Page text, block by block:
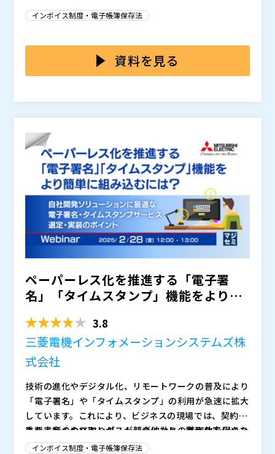
せられる柔軟性も重要です。 さらに、デザイン的に洗
り効率的で使いやすいフォーム処理ソリューションが必
要とされています。
で、デザイン性に課題があり、特に対顧客向けフォーム
作が複雑で使いにくいという声も多く聞かれます。 こ
れらの製品では、使いやすさとデザイン性を両立させる
新しい選択肢が求められています。
る「ONLYOFFICE DocSpace フォーム記入ルーム」を
活用事例やデモとともにご紹介します。 ・PDF形式のフ
ザインのフォームを作成 ・得られた回答は、スプレッ
ドシートで自動的に収集され、素早い情報分析が可能
・無料プランから始められる手軽さ ・有料プランで
は、シングルサインオン、自動バックアップなどの管理
機能、48時間以内メールサポートも充実 業務効率化の
ヒントをお探しの方、この機会にふるってご参加下さ
い。
株式会社オープンソース活用研究所（）
マジセミ株式会社（）
※共催、協賛、協力、講演企業は将来的に追加、削除さ
れる可能性があります。
インボイス制度・電子帳簿保存法
資料を見る
ペーパーレス化を推進する「電子署
名」「タイムスタンプ」機能をより簡
3.8
三菱電機インフォメーションシステムズ株
式会社
技術の進化やデジタル化、リモートワークの普及により
「電子署名」や「タイムスタンプ」の利用が急速に拡大
しています。これにより、ビジネスの現場では、契約や
重要書類のやり取りがスムーズになり、業務効率化やコ
スト削減が期待されています。一方、デジタル化に伴う
また、多くのITベンダーが競合他社との差別化を図るた
め、電子署名・タイムスタンプ機能に注目するようにな
インボイス制度・電子帳簿保存法